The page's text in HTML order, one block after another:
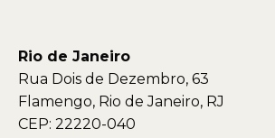
Rio de Janeiro
Rua Dois de Dezembro, 63
Flamengo, Rio de Janeiro, RJ
CEP: 22220-040